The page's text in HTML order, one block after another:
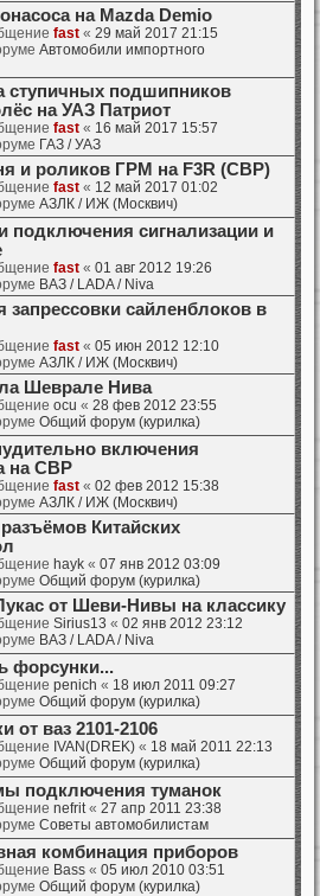
на Mazda Demio
fast « 29 май 2017 21:15
Автомобили импортного
ступичных подшипников
на УАЗ Патриот
fast « 16 май 2017 15:57
ГАЗ / УАЗ
и роликов ГРМ на F3R (СВР)
fast « 12 май 2017 01:02
АЗЛК / ИЖ (Москвич)
подключения сигнализации и
fast « 01 авг 2012 19:26
ВАЗ / LADA / Niva
запрессовки сайленблоков в
fast « 05 июн 2012 12:10
АЗЛК / ИЖ (Москвич)
Шеврале Нива
ocu « 28 фев 2012 23:55
Общий форум (курилка)
включения
на СВР
fast « 02 фев 2012 15:38
АЗЛК / ИЖ (Москвич)
Китайских
hayk « 07 янв 2012 03:09
Общий форум (курилка)
от Шеви-Нивы на классику
Sirius13 « 02 янв 2012 23:12
ВАЗ / LADA / Niva
форсунки...
penich « 18 июл 2011 09:27
Общий форум (курилка)
от ваз 2101-2106
IVAN(DREK) « 18 май 2011 22:13
Общий форум (курилка)
подключения туманок
nefrit« 27 апр 2011 23:38
Советы автомобилистам
комбинация приборов
Bass « 05 июл 2010 03:51
Общий форум (курилка)